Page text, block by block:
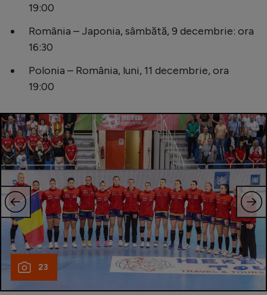
19:00
România – Japonia, sâmbătă, 9 decembrie: ora
16:30
Polonia – România, luni, 11 decembrie, ora
19:00
23